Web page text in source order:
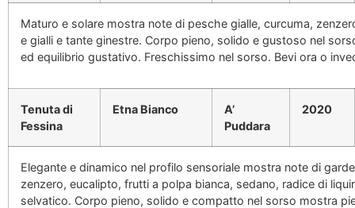
Maturo e solare mostra note di pesche gialle, curcuma,
e gialli e tante ginestre. Corpo pieno, solido e gustoso nel
ed equilibrio gustativo. Freschissimo nel sorso. Bevi ora o
Tenuta di
Fessina
Etna Bianco
A’
Puddara
2020
Elegante e dinamico nel profilo sensoriale mostra note di
zenzero, eucalipto, frutti a polpa bianca, sedano, radice di
selvatico. Corpo pieno, solido e compatto nel sorso mostra